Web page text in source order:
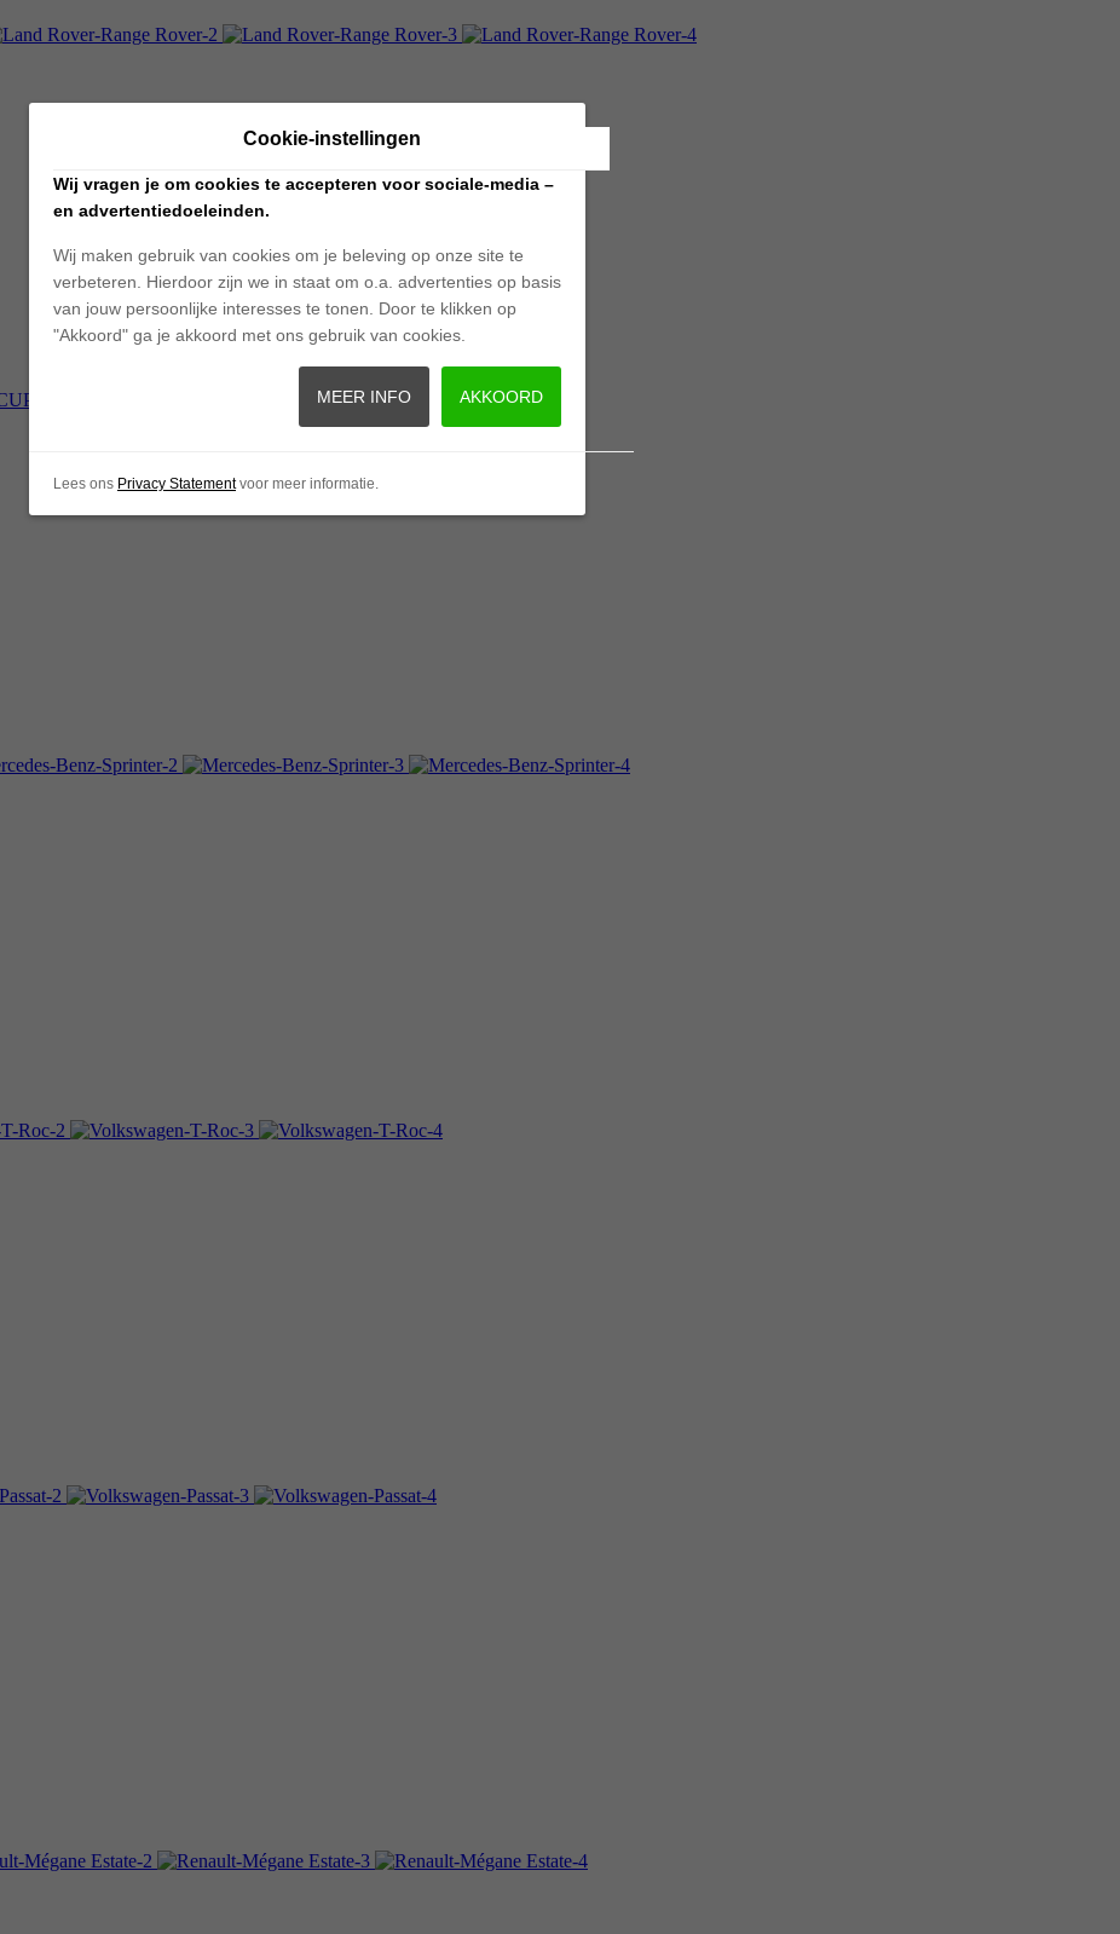
Cookie-instellingen
Wij vragen je om cookies te accepteren voor sociale-media –
en advertentiedoeleinden.
Wij maken gebruik van cookies om je beleving op onze site te
verbeteren. Hierdoor zijn we in staat om o.a. advertenties op basis
van jouw persoonlijke interesses te tonen. Door te klikken op
"Akkoord" ga je akkoord met ons gebruik van cookies.
AKKOORD
MEER INFO
Lees ons Privacy Statementvoor meer informatie.